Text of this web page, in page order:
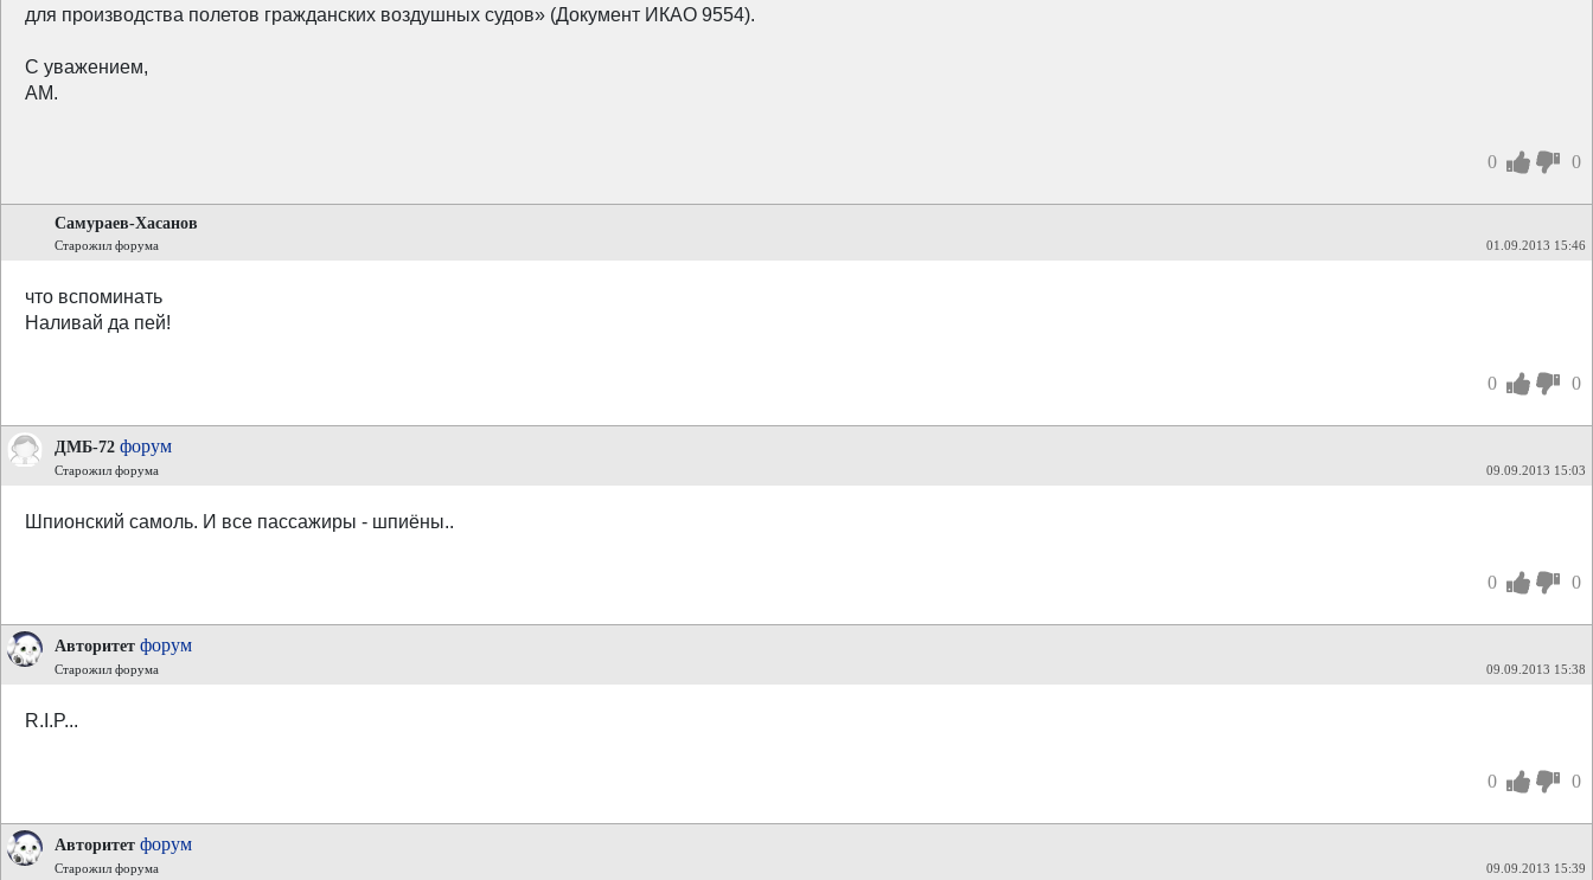
для производства полетов гражданских воздушных судов» (Документ ИКАО 9554).
С уважением,
АМ.
0 0
Самураев-Хасанов
Старожил форума 01.09.2013 15:46
что вспоминать
Наливай да пей!
0 0
ДМБ-72 форум
Старожил форума 09.09.2013 15:03
Шпионский самоль. И все пассажиры - шпиёны..
0 0
Авторитет форум
Старожил форума 09.09.2013 15:38
R.I.P...
0 0
Авторитет форум
Старожил форума 09.09.2013 15:39